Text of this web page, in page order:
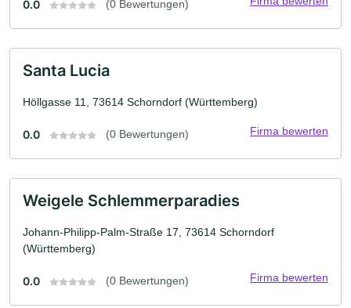
0.0 (0 Bewertungen)
Santa Lucia
Höllgasse 11, 73614 Schorndorf (Württemberg)
0.0 (0 Bewertungen) Firma bewerten
Weigele Schlemmerparadies
Johann-Philipp-Palm-Straße 17, 73614 Schorndorf
(Württemberg)
0.0 (0 Bewertungen) Firma bewerten